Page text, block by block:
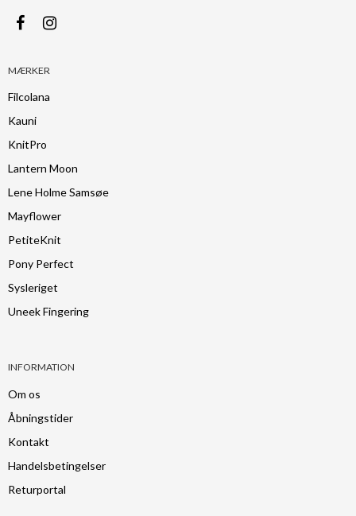
MÆRKER
Filcolana
Kauni
KnitPro
Lantern Moon
Lene Holme Samsøe
Mayflower
PetiteKnit
Pony Perfect
Sysleriget
Uneek Fingering
INFORMATION
Om os
Åbningstider
Kontakt
Handelsbetingelser
Returportal